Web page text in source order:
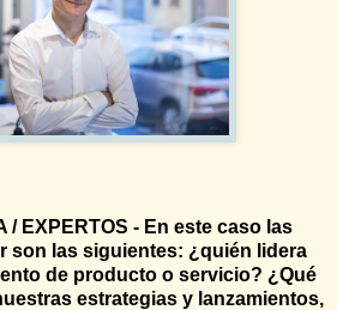
/ EXPERTOS - En este caso las
son las siguientes: ¿quién lidera
de producto o servicio? ¿Qué
estrategias y lanzamientos,